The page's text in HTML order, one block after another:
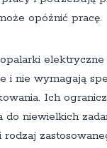
opóźnić pracę.
elektryczne
i nie wymagają
Ich
do niewielkich